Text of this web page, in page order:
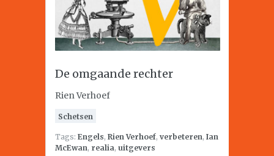
De omgaande rechter
Rien Verhoef
Schetsen
Tags: Engels, Rien Verhoef, verbeteren, Ian
McEwan, realia, uitgevers